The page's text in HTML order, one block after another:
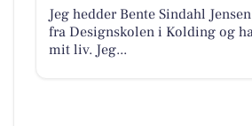
Jeg hedder Bente Sindahl
fra Designskolen i Kolding og
mit liv. Jeg...